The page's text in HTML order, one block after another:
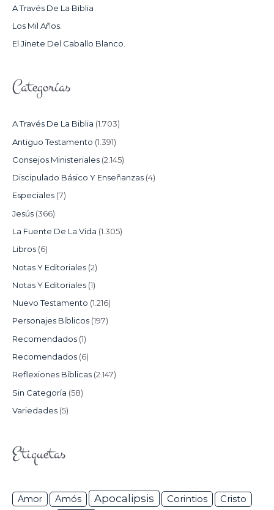
R
:
A Través De La Biblia
Los Mil Años.
El Jinete Del Caballo Blanco.
Categorías
A Través De La Biblia (1.703)
Antiguo Testamento (1.391)
Consejos Ministeriales (2.145)
Discipulado Básico Y Enseñanzas (4)
Especiales (7)
Jesús (366)
La Fuente De La Vida (1.305)
Libros (6)
Notas Y Editoriales (2)
Notas Y Editoriales (1)
Nuevo Testamento (1.216)
Personajes Bíblicos (197)
Recomendados (1)
Recomendados (6)
Reflexiones Bíblicas (2.147)
Sin Categoría (58)
Variedades (5)
Etiquetas
Amor Amós Apocalipsis Corintios Cristo